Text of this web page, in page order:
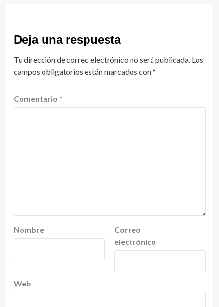
Deja una respuesta
Tu dirección de correo electrónico no será publicada. Los
campos obligatorios están marcados con*
Comentario *
Nombre
Correo
electrónico
Web